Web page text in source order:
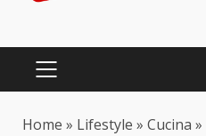
PRIMARY
Home » Lifestyle » Cucina »